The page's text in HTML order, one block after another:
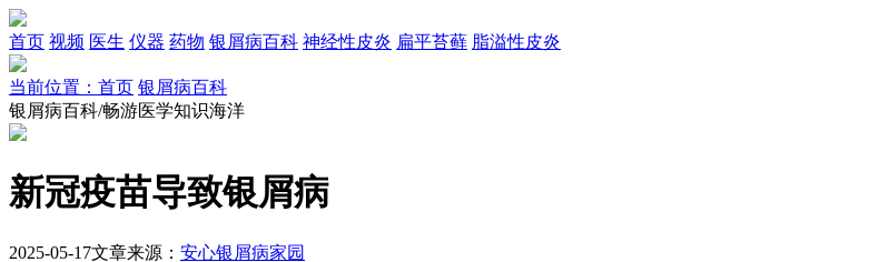
首页 视频 医生 仪器 药物 银屑病百科 神经性皮炎 扁平苔藓 脂溢性皮炎
当前位置：首页 银屑病百科
银屑病百科/畅游医学知识海洋
新冠疫苗导致银屑病
2025-05-17文章来源： 安心银屑病家园